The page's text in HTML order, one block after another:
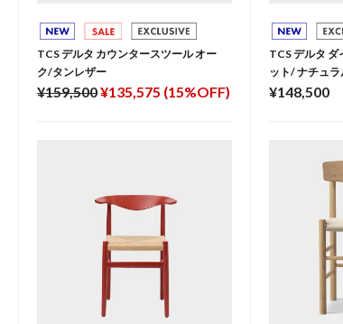
TCS デルタ カウンタースツール オー
ク/タンレザー
¥159,500¥135,575 (15%OFF)
TCS デルタ ダ
ット/ ナチュ
¥148,500